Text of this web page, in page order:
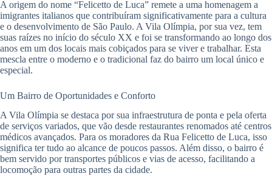
A origem do nome “Felicetto de Luca” remete a uma homenagem a
imigrantes italianos que contribuíram significativamente para a cultura
e o desenvolvimento de São Paulo. A Vila Olímpia, por sua vez, tem
suas raízes no início do século XX e foi se transformando ao longo dos
anos em um dos locais mais cobiçados para se viver e trabalhar. Esta
mescla entre o moderno e o tradicional faz do bairro um local único e
especial.
Um Bairro de Oportunidades e Conforto
A Vila Olímpia se destaca por sua infraestrutura de ponta e pela oferta
de serviços variados, que vão desde restaurantes renomados até centros
médicos avançados. Para os moradores da Rua Felicetto de Luca, isso
significa ter tudo ao alcance de poucos passos. Além disso, o bairro é
bem servido por transportes públicos e vias de acesso, facilitando a
locomoção para outras partes da cidade.